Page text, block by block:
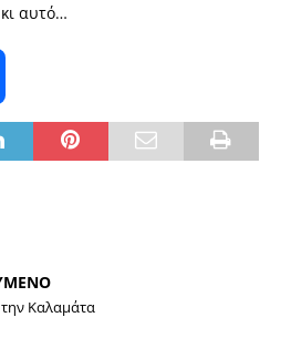
αυτό…
Καλαμάτα